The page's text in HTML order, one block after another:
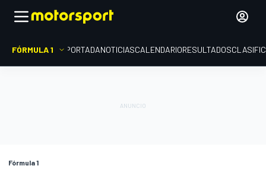
FÓRMULA 1 PORTADANOTICIASCALENDARIORESULTADOS
Fórmula 1